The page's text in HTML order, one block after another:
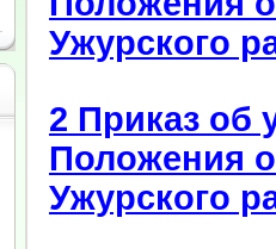
Ужурского
2 Приказ об
Положения
Ужурского